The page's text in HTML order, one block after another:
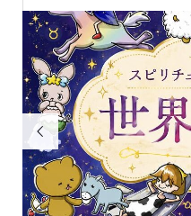
